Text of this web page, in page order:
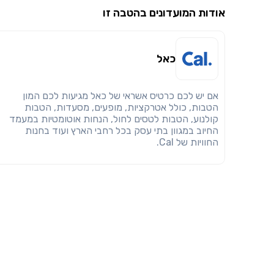
אודות המועדונים בהטבה זו
כאל
אם יש לכם כרטיס אשראי של כאל מגיעות לכם המון
הטבות, כולל אטרקציות, מופעים, מסעדות, הטבות
קולנוע, הטבות לטסים לחול, הנחות אוטומטיות במעמד
החיוב במגוון בתי עסק בכל רחבי הארץ ועוד בחנות
החוויות של Cal.